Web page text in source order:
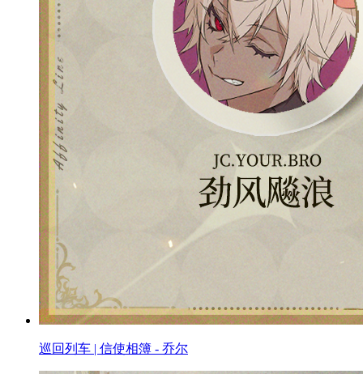
巡回列车 | 信使相簿 - 乔尔